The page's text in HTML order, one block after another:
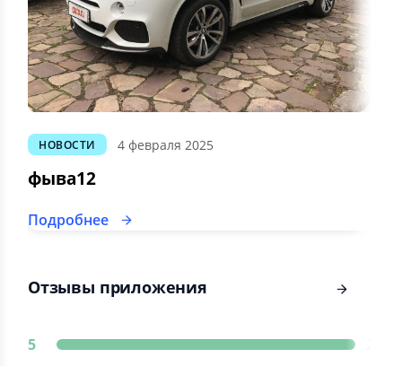
НОВОСТИ 4 февраля 2025
фыва12
Подробнее
Отзывы приложения
5